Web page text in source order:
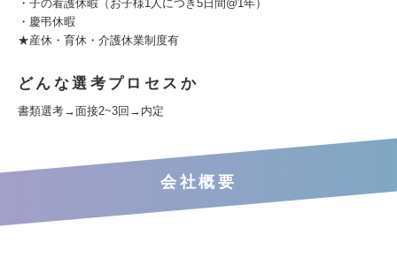
・子の看護休暇（お子様1人につき5日間@1年）
・慶弔休暇
★産休・育休・介護休業制度有
どんな選考プロセスか
書類選考→面接2~3回→内定
会社概要